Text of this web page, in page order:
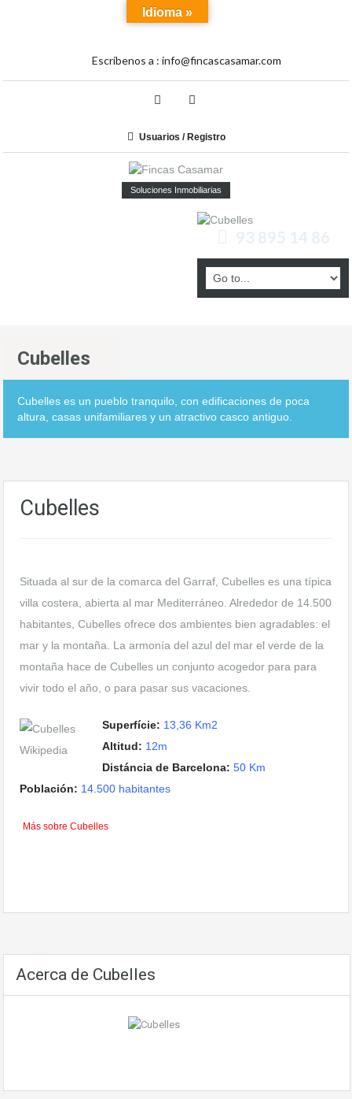
Escríbenos a : info@fincascasamar.com
Usuarios / Registro
Soluciones Inmobiliarias
93 895 14 86
Cubelles
Cubelles es un pueblo tranquilo, con edificaciones de poca
altura, casas unifamiliares y un atractivo casco antiguo.
Cubelles
Situada al sur de la comarca del Garraf, Cubelles es una típica
villa costera, abierta al mar Mediterráneo. Alrededor de 14.500
habitantes, Cubelles ofrece dos ambientes bien agradables: el
mar y la montaña. La armonía del azul del mar el verde de la
montaña hace de Cubelles un conjunto acogedor para para
vivir todo el año, o para pasar sus vacaciones.
Superfície: 13,36 Km2
Altitud: 12m
Distáncia de Barcelona: 50 Km
Población: 14.500 habitantes
Más sobre Cubelles
Acerca de Cubelles
Idioma »